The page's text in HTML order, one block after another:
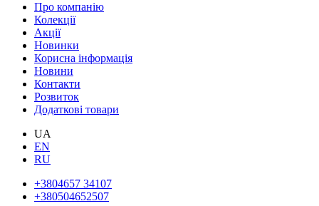
Про компанію
Колекції
Акції
Новинки
Корисна інформація
Новини
Контакти
Розвиток
Додаткові товари
UA
EN
RU
+3804657 34107
+380504652507